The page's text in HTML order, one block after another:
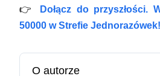
👉
Dołącz do przyszłości.
50000 w Strefie Jednorazówek!
O autorze